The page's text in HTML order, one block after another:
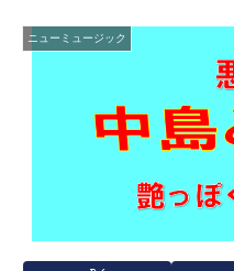
ニューミュージック